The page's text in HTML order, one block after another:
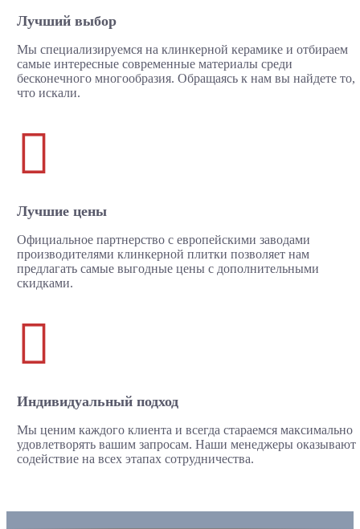
Лучший выбор
Мы специализируемся на клинкерной керамике и отбираем
самые интересные современные материалы среди
бесконечного многообразия. Обращаясь к нам вы найдете то,
что искали.

Лучшие цены
Официальное партнерство с европейскими заводами
производителями клинкерной плитки позволяет нам
предлагать самые выгодные цены с дополнительными
скидками.

Индивидуальный подход
Мы ценим каждого клиента и всегда стараемся максимально
удовлетворять вашим запросам. Наши менеджеры оказывают
содействие на всех этапах сотрудничества.